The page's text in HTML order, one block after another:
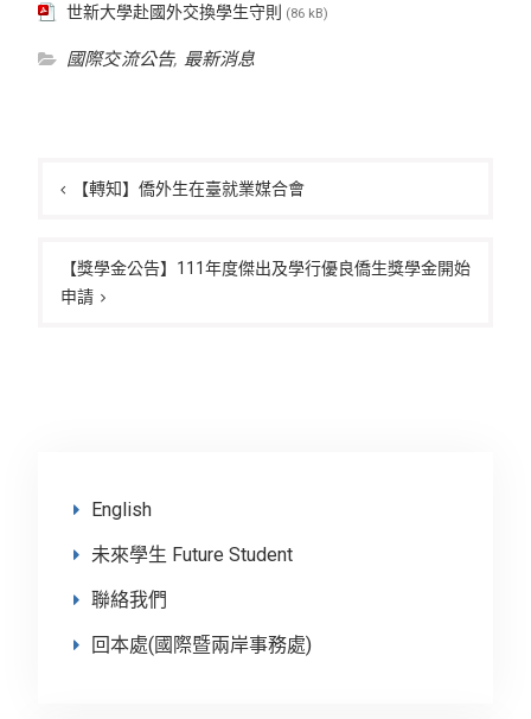
世新大學赴國外交換學生守則 (86 kB)
國際交流公告, 最新消息
章
【轉知】僑外生在臺就業媒合會
【獎學金公告】111年度傑出及學行優良僑生獎學金開始
申請
English
未來學生 Future Student
聯絡我們
回本處(國際暨兩岸事務處)